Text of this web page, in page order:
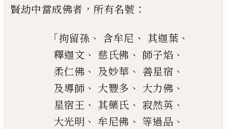
賢劫中當成佛者 ， 所有名號 ：
「拘留孫 、 含牟尼 、 其迦葉 、
釋迦文 、 慈氏佛 、 師子焰 、
柔仁佛 、 及妙華 、 善星宿 、
及導師 、 大豐多 、 大力佛 、
星宿王 、 其藥氏 、 寂然英 、
大光明 、 牟尼佛 、 等過品 、